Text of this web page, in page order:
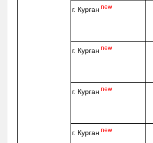
г. Курган new
г. Курган new
г. Курган new
г. Курган new